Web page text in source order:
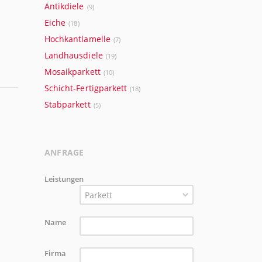
Antikdiele (9)
Eiche (18)
Hochkantlamelle (7)
Landhausdiele (19)
Mosaikparkett (10)
Schicht-Fertigparkett (18)
Stabparkett (5)
ANFRAGE
Leistungen
Parkett
Name
Firma